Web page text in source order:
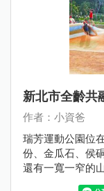
新北市全齡共
作者：小資爸
瑞芳運動公園位
份、金瓜石、侯
還有一寬一窄的
爬架、多功能攀